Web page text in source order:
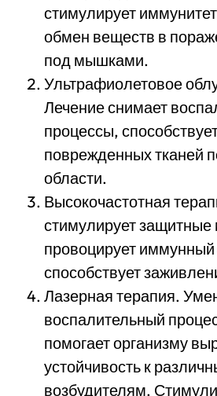
стимулирует
обмен веществ в
под мышками.
Ультрафиолетовое
Лечение снимает
процессы,
поврежденных тканей
области.
Высокочастотная
стимулирует
провоцирует иммунный
способствует
Лазерная терапия.
воспалительный
помогает организму
устойчивость к
возбудителям.